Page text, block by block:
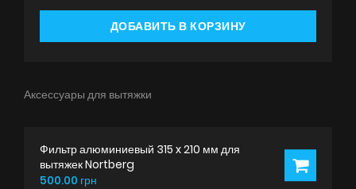
ДОБАВИТЬ В КОРЗИНУ
Аксессуары для вытяжки
Фильтр алюминиевый 315 x 210 мм для
вытяжек Nortberg
500.00 грн